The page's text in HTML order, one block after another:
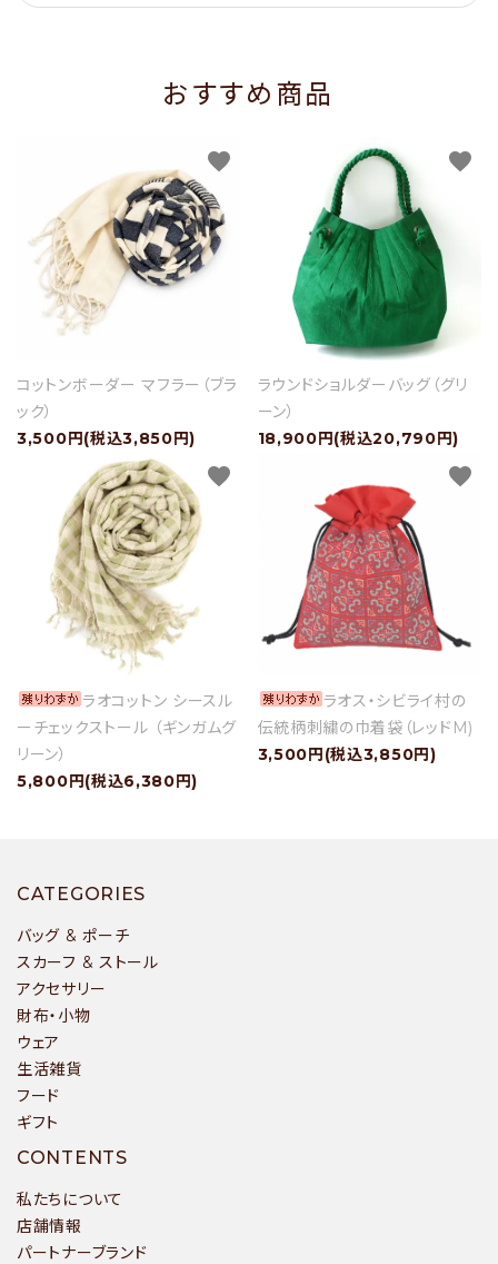
おすすめ商品
コットンボーダー マフラー（ブラ
ック）
3,500円(税込3,850円)
favorite
ラウンドショルダーバッグ（グリ
ーン）
18,900円(税込20,790円)
favorite
ラオコットン シースル
ーチェックストール （ギンガムグ
リーン）
5,800円(税込6,380円)
favorite
ラオス・シビライ村の
伝統柄刺繍の巾着袋（レッドM)
3,500円(税込3,850円)
favorite
CATEGORIES
バッグ & ポーチ
スカーフ & ストール
アクセサリー
財布・小物
ウェア
生活雑貨
フード
ギフト
CONTENTS
私たちについて
店舗情報
パートナーブランド